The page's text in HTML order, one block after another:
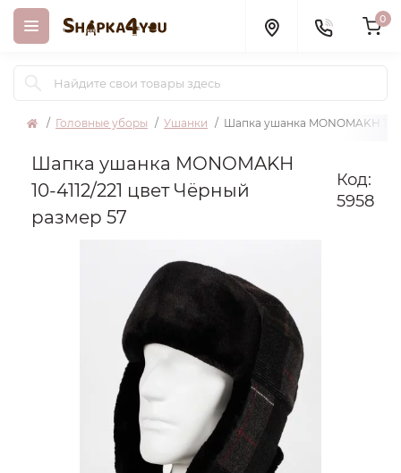
0
Головные уборы Ушанки Шапка ушанка MONOMAKH 10-
Шапка ушанка MONOMAKH
10-4112/221 цвет Чёрный
размер 57
Код:
5958